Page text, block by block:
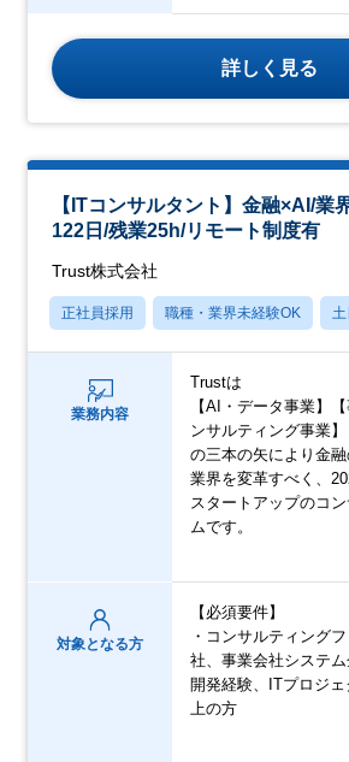
詳しく見る
【ITコンサルタント】金融×AI/業
122日/残業25h/リモート制度有
Trust株式会社
正社員採用 職種・業界未経験OK
業務内容
Trustは
【AI・データ事業】
ンサルティング事業】
の三本の矢により金
業界を変革すべく、
スタートアップのコ
ムです。
対象となる方
【必須要件】
・コンサルティング
社、事業会社システ
開発経験、ITプロジ
上の方